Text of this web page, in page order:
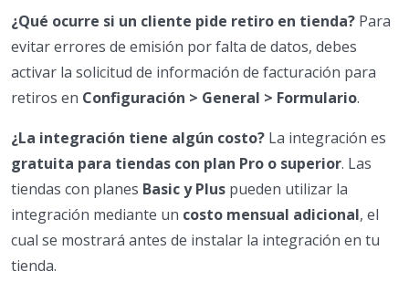
¿Qué ocurre si un cliente pide retiro en tienda? Para
evitar errores de emisión por falta de datos, debes
activar la solicitud de información de facturación para
retiros en Configuración > General > Formulario.
¿La integración tiene algún costo? La integración es
gratuita para tiendas con plan Pro o superior. Las
tiendas con planes Basic y Plus pueden utilizar la
integración mediante un costo mensual adicional, el
cual se mostrará antes de instalar la integración en tu
tienda.